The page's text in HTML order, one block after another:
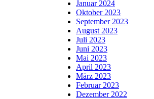
Januar 2024
Oktober 2023
September 2023
August 2023
Juli 2023
Juni 2023
Mai 2023
April 2023
März 2023
Februar 2023
Dezember 2022